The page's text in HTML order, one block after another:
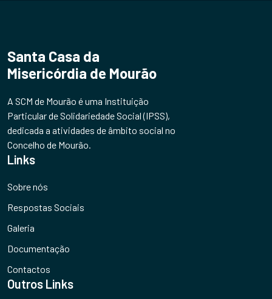
Santa Casa da
Misericórdia de Mourão
A SCM de Mourão é uma Instituição
Particular de Solidariedade Social (IPSS),
dedicada a atividades de âmbito social no
Concelho de Mourão.
Links
Sobre nós
Respostas Sociais
Galeria
Documentação
Contactos
Outros Links